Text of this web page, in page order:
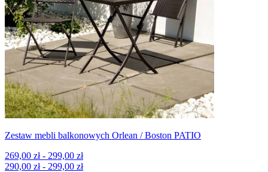
Zestaw mebli balkonowych Orlean / Boston PATIO
269,00 zł - 299,00 zł
290,00 zł - 299,00 zł